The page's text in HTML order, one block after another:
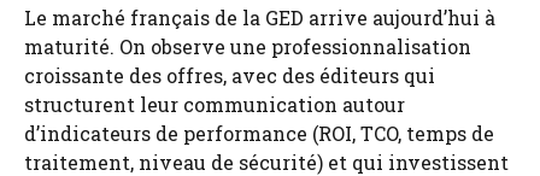
Le marché français de la GED arrive aujourd’hui à
maturité. On observe une professionnalisation
croissante des offres, avec des éditeurs qui
structurent leur communication autour
d’indicateurs de performance (ROI, TCO, temps de
traitement, niveau de sécurité) et qui investissent